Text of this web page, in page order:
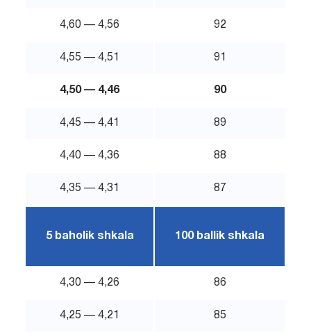
4,60 — 4,56 92
4,55 — 4,51 91
4,50 — 4,46 90
4,45 — 4,41 89
4,40 — 4,36 88
4,35 — 4,31 87
5 baholik shkala 100 ballik shkala
4,30 — 4,26 86
4,25 — 4,21 85